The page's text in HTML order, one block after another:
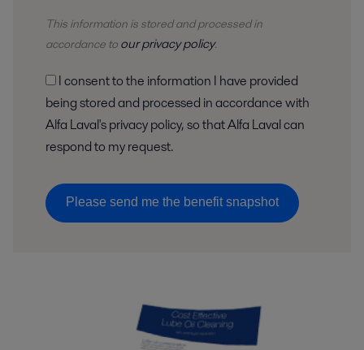
This information is stored andprocessedin
accordance to our privacy policy.
being stored and processed in accordance with
Alfa Laval's privacy policy, so that Alfa Laval can
respond to my request.
Please send me the benefit snapshot